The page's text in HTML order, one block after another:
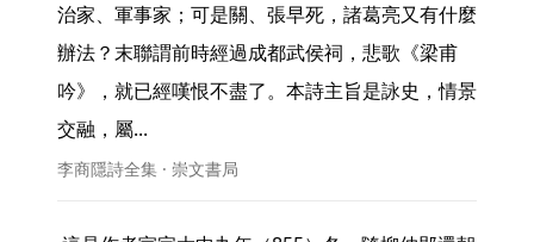
治家、軍事家；可是關、張早死，諸葛亮又有什麼
辦法？末聯謂前時經過成都武侯祠，悲歌《梁甫
吟》，就已經嘆恨不盡了。本詩主旨是詠史，情景
交融，屬...
李商隱詩全集 · 崇文書局